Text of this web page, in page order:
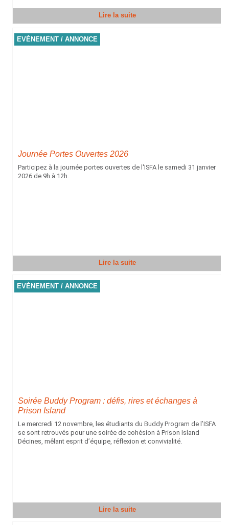
Lire la suite
EVÈNEMENT / ANNONCE
Journée Portes Ouvertes 2026
Participez à la journée portes ouvertes de l'ISFA le samedi 31 janvier
2026 de 9h à 12h.
Lire la suite
EVÈNEMENT / ANNONCE
Soirée Buddy Program : défis, rires et échanges à
Prison Island
Le mercredi 12 novembre, les étudiants du Buddy Program de l’ISFA
se sont retrouvés pour une soirée de cohésion à Prison Island
Décines, mêlant esprit d’équipe, réflexion et convivialité.
Lire la suite